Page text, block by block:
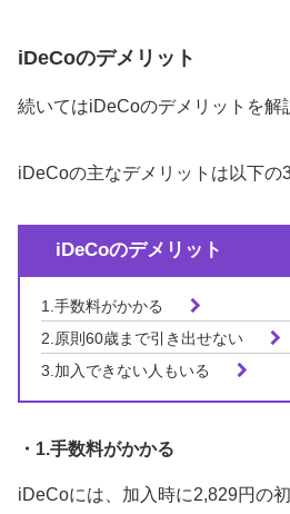
iDeCoのデメリット
続いてはiDeCoのデメリットを解
iDeCoの主なデメリットは以下の3
iDeCoのデメリット
1.手数料がかかる
2.原則60歳まで引き出せない
3.加入できない人もいる
・1.手数料がかかる
iDeCoには、加入時に2,829円の